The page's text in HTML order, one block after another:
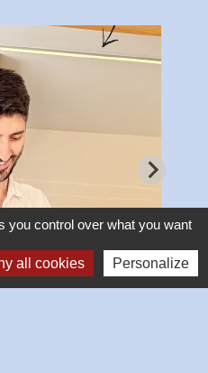
you control over what you want
all cookies Personalize